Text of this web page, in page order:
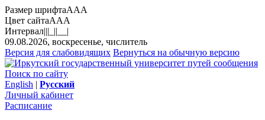
Размер шрифтаAAA
Цвет сайтаAAA
Интервал|||_||__|
09.08.2026, воскресенье, числитель
Версия для слабовидящих Вернуться на обычную версию
Поиск по сайту
English | Русский
Личный кабинет
Расписание